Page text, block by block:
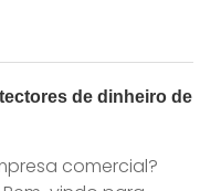
comercial?